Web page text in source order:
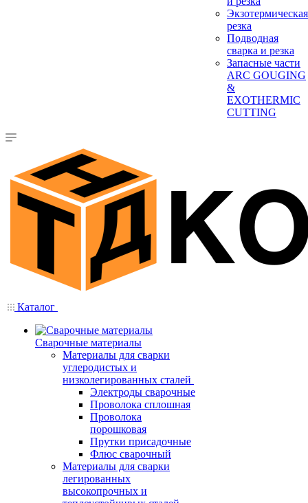
Экзотермическая
резка
Подводная
сварка и резка
Запасные части
ARC GOUGING
&
EXOTHERMIC
CUTTING
Каталог
Сварочные материалы
Материалы для сварки
углеродистых и
низколегированных сталей
Электроды сварочные
Проволока сплошная
Проволока
порошковая
Прутки присадочные
Флюс сварочный
Материалы для сварки
легированных
высокопрочных и